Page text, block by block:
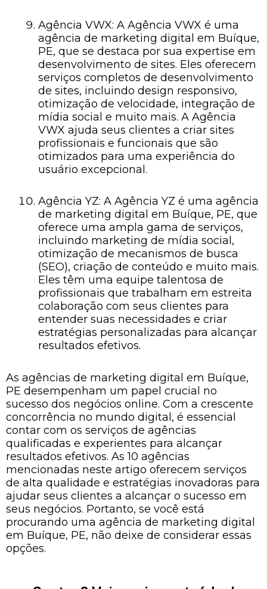
Agência VWX: A Agência VWX é uma
agência de marketing digital em Buíque,
PE, que se destaca por sua expertise em
desenvolvimento de sites. Eles oferecem
serviços completos de desenvolvimento
de sites, incluindo design responsivo,
otimização de velocidade, integração de
mídia social e muito mais. A Agência
VWX ajuda seus clientes a criar sites
profissionais e funcionais que são
otimizados para uma experiência do
usuário excepcional.
Agência YZ: A Agência YZ é uma agência
de marketing digital em Buíque, PE, que
oferece uma ampla gama de serviços,
incluindo marketing de mídia social,
otimização de mecanismos de busca
(SEO), criação de conteúdo e muito mais.
Eles têm uma equipe talentosa de
profissionais que trabalham em estreita
colaboração com seus clientes para
entender suas necessidades e criar
estratégias personalizadas para alcançar
resultados efetivos.
As agências de marketing digital em Buíque,
PE desempenham um papel crucial no
sucesso dos negócios online. Com a crescente
concorrência no mundo digital, é essencial
contar com os serviços de agências
qualificadas e experientes para alcançar
resultados efetivos. As 10 agências
mencionadas neste artigo oferecem serviços
de alta qualidade e estratégias inovadoras para
ajudar seus clientes a alcançar o sucesso em
seus negócios. Portanto, se você está
procurando uma agência de marketing digital
em Buíque, PE, não deixe de considerar essas
opções.